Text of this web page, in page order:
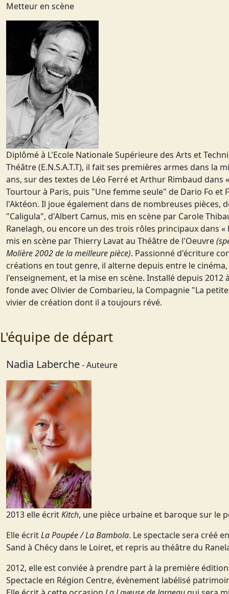
Metteur en scène
Diplômé à L'Ecole Nationale Supérieure des Arts et
Théâtre (E.N.S.A.T.T), il fait ses premières armes dans la
ans, sur des textes de Léo Ferré et Arthur Rimbaud dans
Tourtour à Paris, puis "Une femme seule" de Dario Fo et
l'Aktéon. Il joue également dans de nombreuses pièces,
"Caligula", d'Albert Camus, mis en scène par Carole
Ranelagh, ou encore un des trois rôles principaux dans
mis en scène par Thierry Lavat au Théâtre de l'Oeuvre
Molière 2002 de la meilleure pièce). Passionné d'écriture
créations en tout genre, il alterne depuis entre le
l'enseignement, et la mise en scène. Installé depuis 2012
fonde avec Olivier de Combarieu, la Compagnie "La
vivier de création dont il a toujours révé.
L'équipe de départ
Nadia Laberche- Auteure
2013 elle écritKitch, une pièce urbaine et baroque sur le
Elle écritLa Poupée / La Bambola. Le spectacle sera créé
Sand à Chécy dans le Loiret, et repris au théâtre du
2012, elle est conviée à prendre part à la première
Spectacle en Région Centre, évènement labélisé